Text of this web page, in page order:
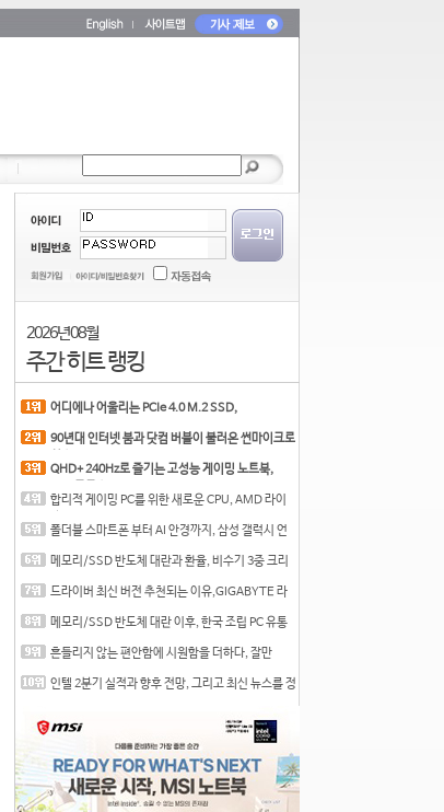
2026년 08월
주간 히트 랭킹
어디에나 어울리는 PCIe 4.0 M.2 SSD,
90년대 인터넷 붐과 닷컴 버블이 불러온 썬마이크로
QHD+ 240Hz로 즐기는 고성능 게이밍 노트북,
합리적 게이밍 PC를 위한 새로운 CPU, AMD 라이
폴더블 스마트폰 부터 AI 안경까지, 삼성 갤럭시 언
메모리/SSD 반도체 대란과 환율, 비수기 3중 크리
드라이버 최신 버전 추천되는 이유,GIGABYTE 라
메모리/SSD 반도체 대란 이후, 한국 조립 PC 유통
흔들리지 않는 편안함에 시원함을 더하다, 잘만
인텔 2분기 실적과 향후 전망, 그리고 최신 뉴스를 정